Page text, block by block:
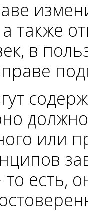
также
в
или
есть,